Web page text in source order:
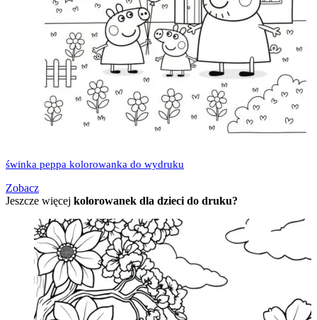
świnka peppa kolorowanka do wydruku
Zobacz
Jeszcze więcej kolorowanek dla dzieci do druku?